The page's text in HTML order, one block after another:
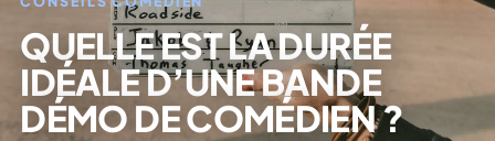
QUELLE EST LA DURÉE
IDÉALE D’UNE BANDE
DÉMO DE COMÉDIEN ?